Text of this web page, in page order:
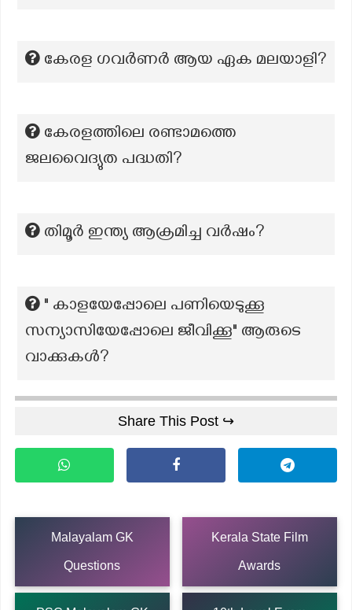
കേരള ഗവർണർ ആയ ഏക മലയാളി?
കേരളത്തിലെ രണ്ടാമത്തെ
ജലവൈദ്യുത പദ്ധതി?
തിമൂർ ഇന്ത്യ ആക്രമിച്ച വർഷം?
" കാളയേപ്പോലെ പണിയെടുക്കൂ
സന്യാസിയേപ്പോലെ ജീവിക്കൂ" ആരുടെ
വാക്കുകൾ?
Share This Post ↪
Malayalam GK
Questions
Kerala State Film
Awards